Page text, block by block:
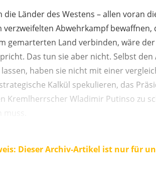
die Länder des Westens – allen voran
verzweifelten Abwehrkampf
gemarterten Land verbinden, wäre
Das tun sie aber nicht. Selbst
lassen, haben sie nicht mit einer
Kalkül spekulieren, das
Kremlherrscher Wladimir Putinso zu
Dieser Archiv-Artikel ist nur für